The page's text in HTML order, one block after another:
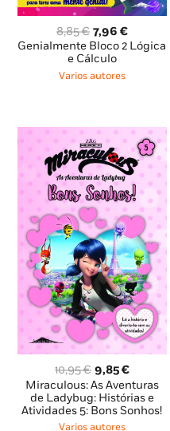
8,85€ O
preço
original
era:
7,96 €O
preço
Genialmente Bloco 2 Lógica
e Cálculo
Varios autores
10,95€ O
preço
original
era:
10,95 €.
9,85€O
preço
atual
é:
Miraculous: As Aventuras
de Ladybug: Histórias e
Atividades 5: Bons Sonhos!
Varios autores